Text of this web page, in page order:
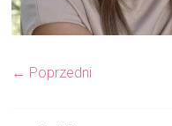
← Poprzedni